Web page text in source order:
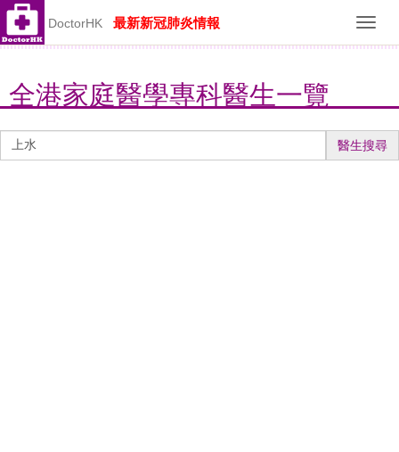
DoctorHK 最新新冠肺炎情報
全港家庭醫學專科醫生一覽
生
醫生搜尋